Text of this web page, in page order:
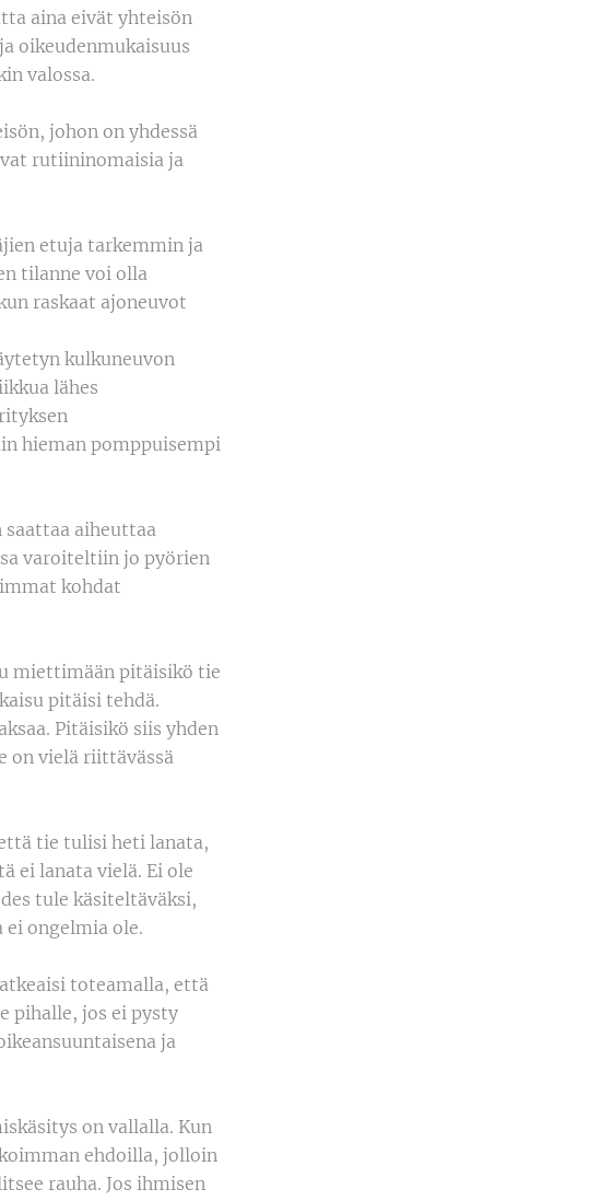
aina eivät yhteisön
oikeudenmukaisuus
valossa.
johon on yhdessä
rutiininomaisia ja
etuja tarkemmin ja
tilanne voi olla
raskaat ajoneuvot
kulkuneuvon
lähes
hieman pomppuisempi
aiheuttaa
varoiteltiin jo pyörien
kohdat
miettimään pitäisikö tie
pitäisi tehdä.
Pitäisikö siis yhden
on vielä riittävässä
tie tulisi heti lanata,
ei lanata vielä. Ei ole
tule käsiteltäväksi,
ongelmia ole.
toteamalla, että
pihalle, jos ei pysty
ja
on vallalla. Kun
ehdoilla, jolloin
rauha. Jos ihmisen